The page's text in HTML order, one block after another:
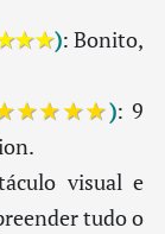
): Bonito,
): 9
visual e
tudo o